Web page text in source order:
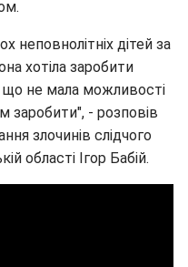
неповнолітніх дітей за
хотіла заробити
не мала можливості
заробити", - розповів
злочинів слідчого
області Ігор Бабій.